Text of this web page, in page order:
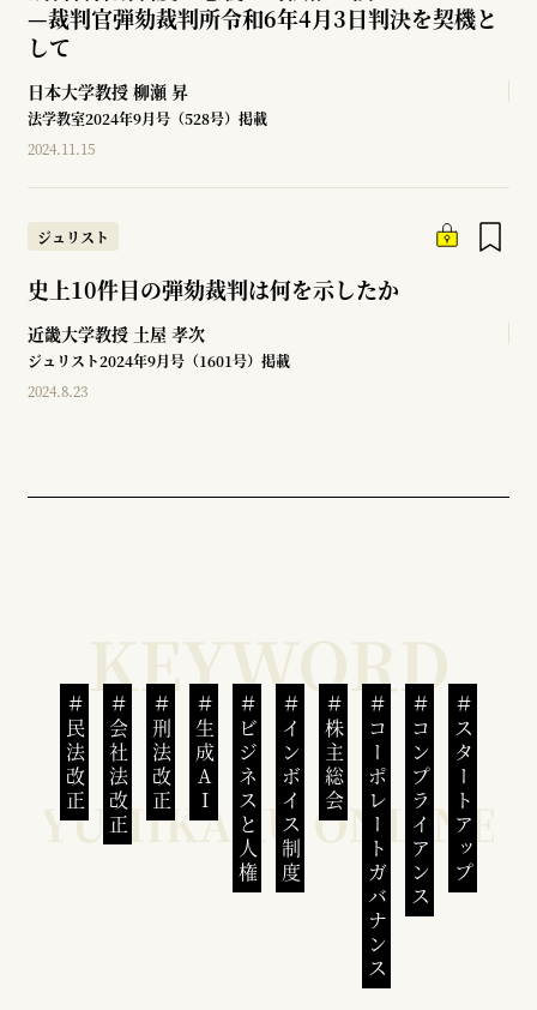
—裁判官弾劾裁判所令和6年4月3日判決を契機と
して
日本大学教授 柳瀬 昇
法学教室2024年9月号（528号）掲載
2024.11.15
ジュリスト
史上10件目の弾劾裁判は何を示したか
近畿大学教授 土屋 孝次
ジュリスト2024年9月号（1601号）掲載
2024.8.23
民法改正 会社法改正 刑法改正 生成AI ビジネスと人権インボイス制度 株主総会 コーポレートガバナンスコンプライアンススタートアップ